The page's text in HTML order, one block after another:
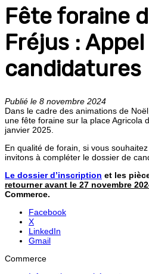
Fête foraine
Fréjus : Appel
candidatures
Publié le 8 novembre 2024
Dans le cadre des animations de
une fête foraine sur la place Agricola
janvier 2025.
En qualité de forain, si vous
invitons à compléter le dossier de
Le dossier d’inscription et les
retourner avant le 27 novembre
Commerce.
Facebook
X
LinkedIn
Gmail
Commerce